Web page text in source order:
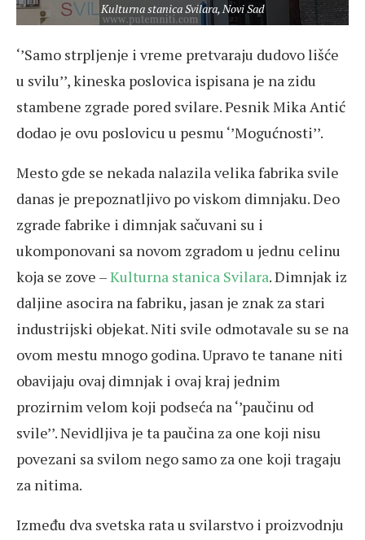
Kulturna stanica Svilara, Novi Sad
‘’Samo strpljenje i vreme pretvaraju dudovo lišće
u svilu’’, kineska poslovica ispisana je na zidu
stambene zgrade pored svilare. Pesnik Mika Antić
dodao je ovu poslovicu u pesmu ‘’Mogućnosti’’.
Mesto gde se nekada nalazila velika fabrika svile
danas je prepoznatljivo po viskom dimnjaku. Deo
zgrade fabrike i dimnjak sačuvani su i
ukomponovani sa novom zgradom u jednu celinu
koja se zove –Kulturna stanica Svilara. Dimnjak iz
daljine asocira na fabriku, jasan je znak za stari
industrijski objekat. Niti svile odmotavale su se na
ovom mestu mnogo godina. Upravo te tanane niti
obavijaju ovaj dimnjak i ovaj kraj jednim
prozirnim velom koji podseća na ‘’paučinu od
svile’’. Nevidljiva je ta paučina za one koji nisu
povezani sa svilom nego samo za one koji tragaju
za nitima.
Između dva svetska rata u svilarstvo i proizvodnju